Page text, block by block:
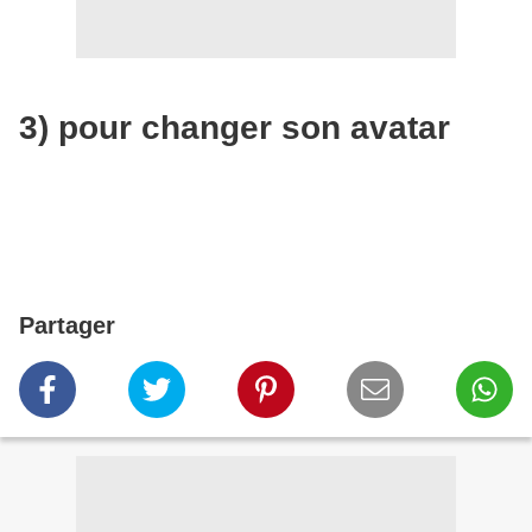
3) pour changer son avatar
Partager